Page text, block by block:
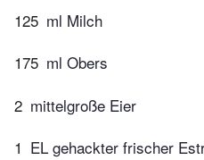
125 ml Milch
175 ml Obers
2 mittelgroße Eier
1 EL gehackter frischer